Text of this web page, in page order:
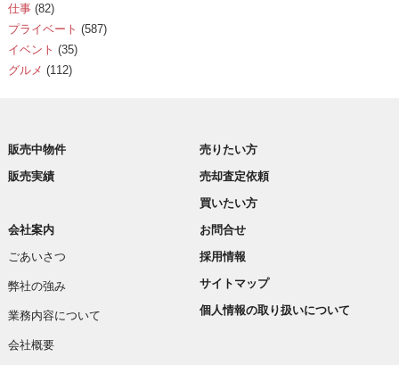
仕事(82)
プライベート (587)
イベント (35)
グルメ (112)
販売中物件
販売実績
売りたい方
売却査定依頼
買いたい方
会社案内
ごあいさつ
弊社の強み
業務内容について
会社概要
お問合せ
採用情報
サイトマップ
個人情報の取り扱いについて